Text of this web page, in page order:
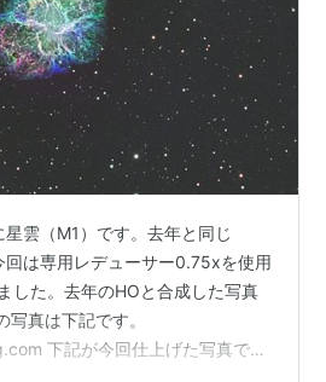
雲（M1）です。去年と同じ
は専用レデューサー0.75xを使用
した。去年のHOと合成した写真
真は下記です。
下記が今回仕上げた写真で